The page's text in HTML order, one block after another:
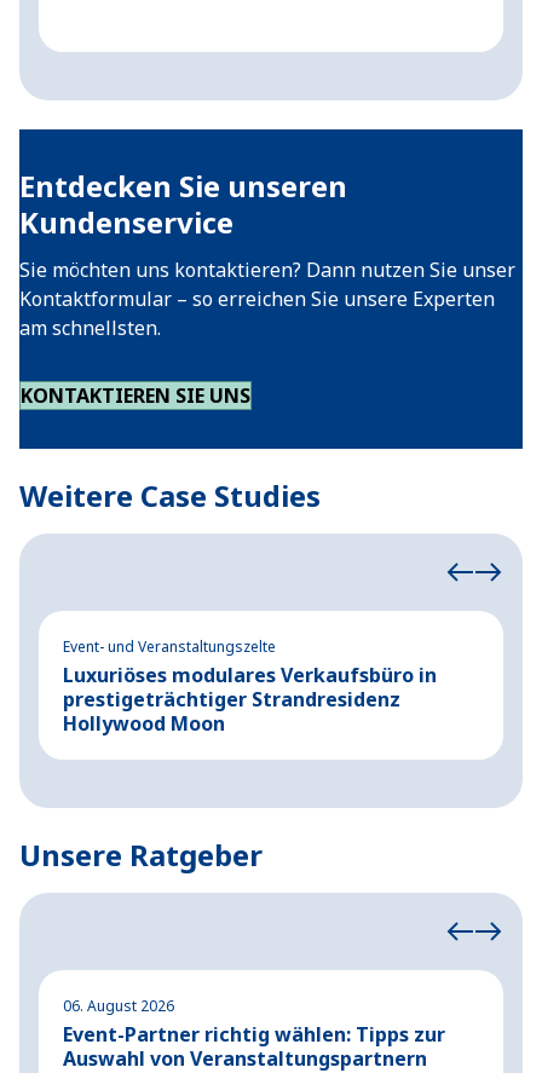
Entdecken Sie unseren
Kundenservice
Sie möchten uns kontaktieren? Dann nutzen Sie unser
Kontaktformular – so erreichen Sie unsere Experten
am schnellsten.
KONTAKTIEREN SIE UNS
Weitere Case Studies
Event- und Veranstaltungszelte
Luxuriöses modulares Verkaufsbüro in
prestigeträchtiger Strandresidenz
Hollywood Moon
Unsere Ratgeber
06. August 2026
Event-Partner richtig wählen: Tipps zur
Auswahl von Veranstaltungspartnern